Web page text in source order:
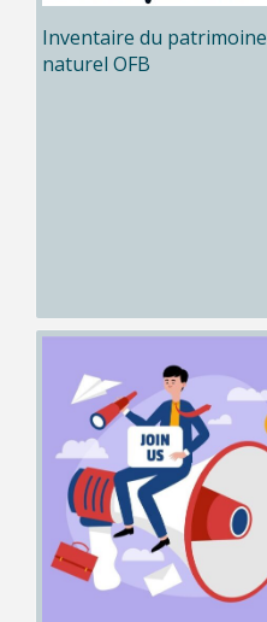
Inventaire du patrimoine
naturel OFB